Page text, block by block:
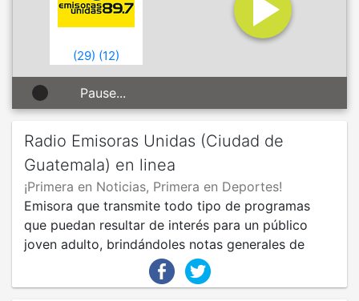
(29) (12)
Pause...
Radio Emisoras Unidas (Ciudad de
Guatemala) en linea
¡Primera en Noticias, Primera en Deportes!
Emisora que transmite todo tipo de programas
que puedan resultar de interés para un público
joven adulto, brindándoles notas generales de
interés, datos deportivos del momento e
información de última hora a nivel nacional e